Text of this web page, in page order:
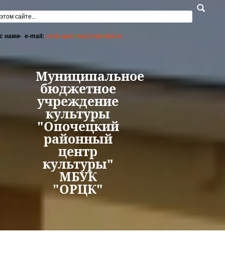
поиска
нами- e-mail: orck-opochka@rambler.ru
Муниципальное
бюджетное
учреждение
культуры
"Опочецкий
районный
центр
культуры"
МБУК
"ОРЦК"